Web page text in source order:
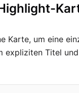
Karte, um eine
expliziten Titel